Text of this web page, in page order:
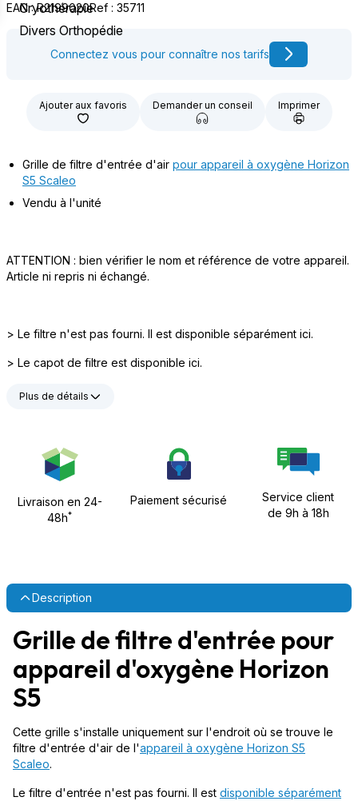
Cryothérapie
Divers Orthopédie
EAN : R2199020Ref : 35711
Connectez vous pour connaître nos tarifs
Ajouter aux favoris Demander un conseil Imprimer
Grille de filtre d'entrée d'air pour appareil à oxygène Horizon
S5 Scaleo
Vendu à l'unité
ATTENTION : bien vérifier le nom et référence de votre appareil.
Article ni repris ni échangé.
> Le filtre n'est pas fourni. Il est disponible séparément ici.
> Le capot de filtre est disponible ici.
Plus de détails
Livraison en 24-
48h*
Paiement sécurisé
Service client
de 9h à 18h
Description
Grille de filtre d'entrée pour
appareil d'oxygène Horizon
S5
Cette grille s'installe uniquement sur l'endroit où se trouve le
filtre d'entrée d'air de l'appareil à oxygène Horizon S5
Scaleo.
Le filtre d'entrée n'est pas fourni. Il est disponible séparément